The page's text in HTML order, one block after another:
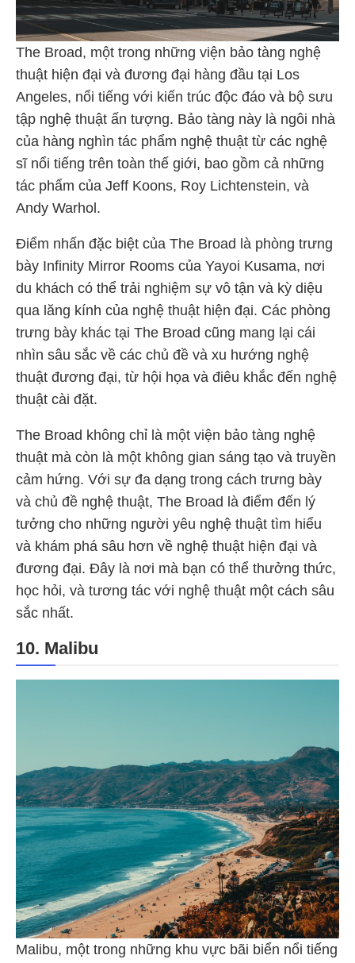
The Broad, một trong những viện bảo tàng nghệ
thuật hiện đại và đương đại hàng đầu tại Los
Angeles, nổi tiếng với kiến trúc độc đáo và bộ sưu
tập nghệ thuật ấn tượng. Bảo tàng này là ngôi nhà
của hàng nghìn tác phẩm nghệ thuật từ các nghệ
sĩ nổi tiếng trên toàn thế giới, bao gồm cả những
tác phẩm của Jeff Koons, Roy Lichtenstein, và
Andy Warhol.
Điểm nhấn đặc biệt của The Broad là phòng trưng
bày Infinity Mirror Rooms của Yayoi Kusama, nơi
du khách có thể trải nghiệm sự vô tận và kỳ diệu
qua lăng kính của nghệ thuật hiện đại. Các phòng
trưng bày khác tại The Broad cũng mang lại cái
nhìn sâu sắc về các chủ đề và xu hướng nghệ
thuật đương đại, từ hội họa và điêu khắc đến nghệ
thuật cài đặt.
The Broad không chỉ là một viện bảo tàng nghệ
thuật mà còn là một không gian sáng tạo và truyền
cảm hứng. Với sự đa dạng trong cách trưng bày
và chủ đề nghệ thuật, The Broad là điểm đến lý
tưởng cho những người yêu nghệ thuật tìm hiểu
và khám phá sâu hơn về nghệ thuật hiện đại và
đương đại. Đây là nơi mà bạn có thể thưởng thức,
học hỏi, và tương tác với nghệ thuật một cách sâu
sắc nhất.
10. Malibu
Malibu, một trong những khu vực bãi biển nổi tiếng